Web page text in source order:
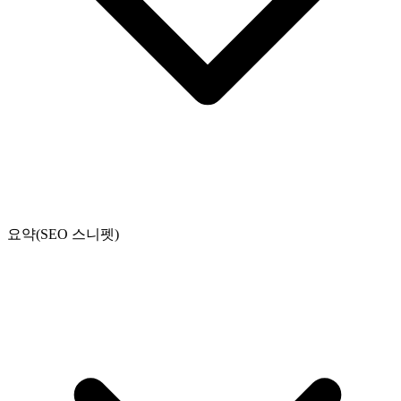
요약(SEO 스니펫)